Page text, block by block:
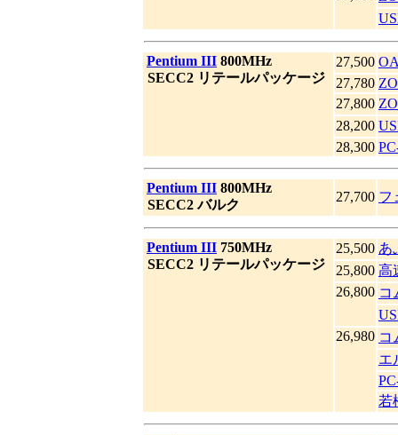
Pentium III 800MHz
SECC2 リテールパッケージ
27,500
27,780
27,800
28,200
28,300
Pentium III 800MHz
SECC2 バルク
27,700 フ
Pentium III 750MHz
SECC2 リテールパッケージ
25,500 あ
25,800 高
26,800 コ
26,980 コ
エ
若